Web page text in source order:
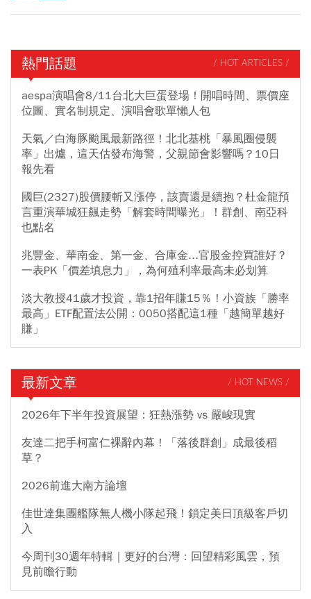
熱門話題 / HOT ARTICLES /
aespa演唱會8/11台北大巨蛋登場！開唱時間、票價座
位圖、實名制規定、演唱會歌單懶人包
天氣／白海豚颱風最新路徑！北北基桃「暴風圈侵襲
率」出爐，這天估發布海警，父親節會影響嗎？10日
報先看
國巨(2327)股價腰斬又漲停，該賣還是續抱？杜金龍預
言重演華城狂飆走勢「解套時間曝光」！群創、南亞科
也點名
兆豐金、華南金、第一金、合庫金...官股金控買誰好？
一表PK「價差填息力」，為何殖利率最高未必划算
淡大教授41歲才投資，靠1招年賺15％！小資族「勝率
最高」ETF配置法公開：0050搭配這1種「越簡單越好
賺」
最新文章 / HOT NEWS /
2026年下半年投資展望：狂熱漲勢 vs 嚴峻現實
友達二把手柯富仁裸辭內幕！「落後群創」成最後稻
草？
2026前進大南方論壇
佳世達集團艦隊無人機小隊起飛！鎖定美日頂級客戶切
入
今周刊30週年特輯｜更好的台灣：回望精彩風雲，預
見前瞻行動